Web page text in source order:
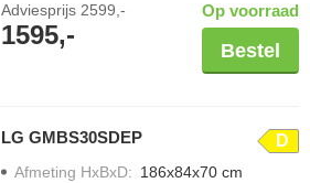
Adviesprijs 2599,-
1595,-
Op voorraad
Bestel
LG GMBS30SDEP D
Afmeting HxBxD: 186x84x70 cm